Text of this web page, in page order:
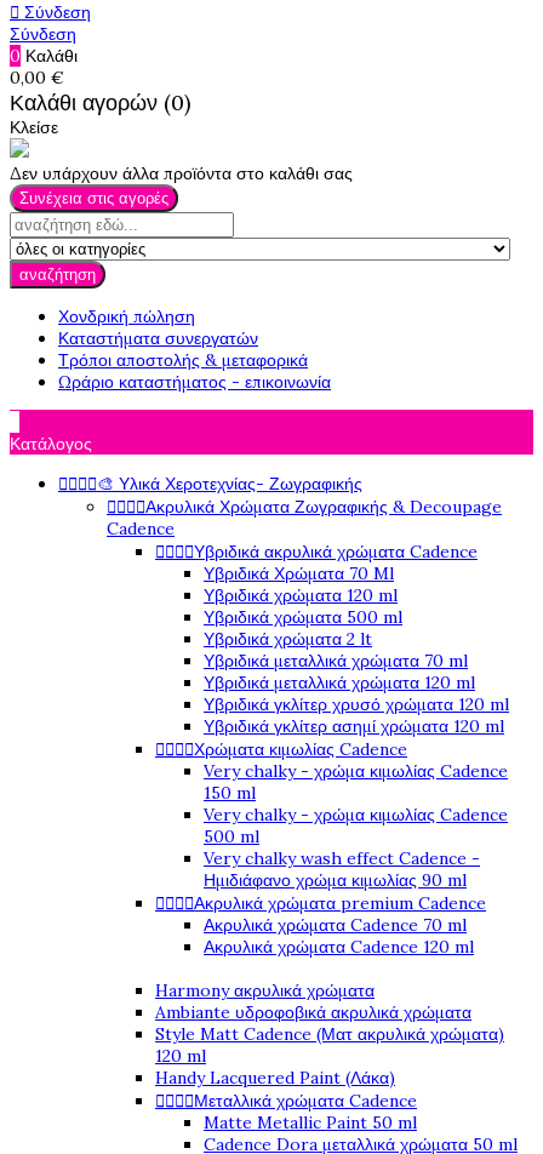
 Σύνδεση
Σύνδεση
0 Καλάθι
0,00 €
Καλάθι αγορών (0)
Κλείσε
Δεν υπάρχουν άλλα προϊόντα στο καλάθι σας
Συνέχεια στις αγορές
αναζήτηση
Χονδρική πώληση
Καταστήματα συνεργατών
Τρόποι αποστολής & μεταφορικά
Ωράριο καταστήματος - επικοινωνία
Κατάλογος
🎨 Υλικά Χεροτεχνίας- Ζωγραφικής
Ακρυλικά Χρώματα Ζωγραφικής & Decoupage
Cadence
Υβριδικά ακρυλικά χρώματα Cadence
Υβριδικά Χρώματα 70 Ml
Υβριδικά χρώματα 120 ml
Υβριδικά χρώματα 500 ml
Υβριδικά χρώματα 2 lt
Υβριδικά μεταλλικά χρώματα 70 ml
Υβριδικά μεταλλικά χρώματα 120 ml
Υβριδικά γκλίτερ χρυσό χρώματα 120 ml
Υβριδικά γκλίτερ ασημί χρώματα 120 ml
Χρώματα κιμωλίας Cadence
Very chalky - χρώμα κιμωλίας Cadence
150 ml
Very chalky - χρώμα κιμωλίας Cadence
500 ml
Very chalky wash effect Cadence -
Ημιδιάφανο χρώμα κιμωλίας 90 ml
Ακρυλικά χρώματα premium Cadence
Ακρυλικά χρώματα Cadence 70 ml
Ακρυλικά χρώματα Cadence 120 ml
Harmony ακρυλικά χρώματα
Ambiante υδροφοβικά ακρυλικά χρώματα
Style Matt Cadence (Ματ ακρυλικά χρώματα)
120 ml
Handy Lacquered Paint (Λάκα)
Μεταλλικά χρώματα Cadence
Matte Metallic Paint 50 ml
Cadence Dora μεταλλικά χρώματα 50 ml